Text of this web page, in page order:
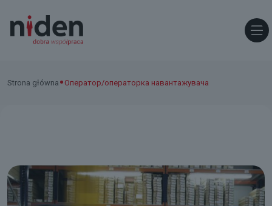
Strona główna • Оператор/операторка навантажувача